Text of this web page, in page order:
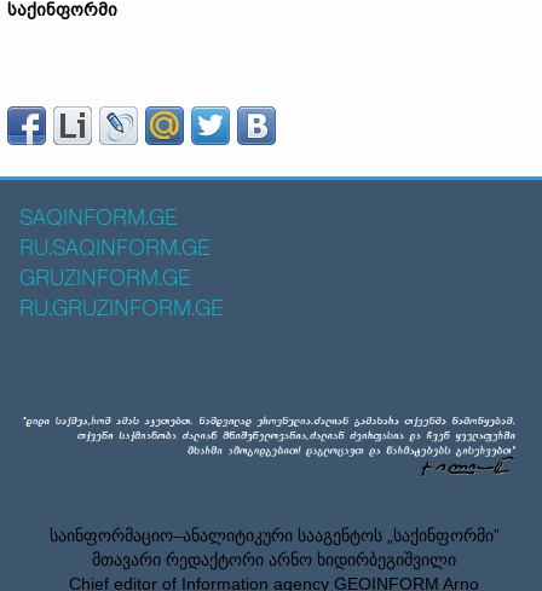
საქინფორმი
SAQINFORM.GE
RU.SAQINFORM.GE
GRUZINFORM.GE
RU.GRUZINFORM.GE
საინფორმაციო–ანალიტიკური სააგენტოს „საქინფორმი”
მთავარი რედაქტორი არნო ხიდირბეგიშვილი
Chief editor of Information agency GEOINFORM Arno